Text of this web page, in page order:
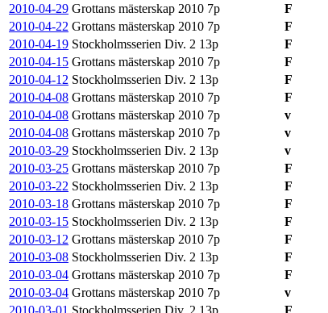
2010-04-29 Grottans mästerskap 2010 7p F
2010-04-22 Grottans mästerskap 2010 7p F
2010-04-19 Stockholmsserien Div. 2 13p F
2010-04-15 Grottans mästerskap 2010 7p F
2010-04-12 Stockholmsserien Div. 2 13p F
2010-04-08 Grottans mästerskap 2010 7p F
2010-04-08 Grottans mästerskap 2010 7p v
2010-04-08 Grottans mästerskap 2010 7p v
2010-03-29 Stockholmsserien Div. 2 13p v
2010-03-25 Grottans mästerskap 2010 7p F
2010-03-22 Stockholmsserien Div. 2 13p F
2010-03-18 Grottans mästerskap 2010 7p F
2010-03-15 Stockholmsserien Div. 2 13p F
2010-03-12 Grottans mästerskap 2010 7p F
2010-03-08 Stockholmsserien Div. 2 13p F
2010-03-04 Grottans mästerskap 2010 7p F
2010-03-04 Grottans mästerskap 2010 7p v
2010-03-01 Stockholmsserien Div. 2 13p F